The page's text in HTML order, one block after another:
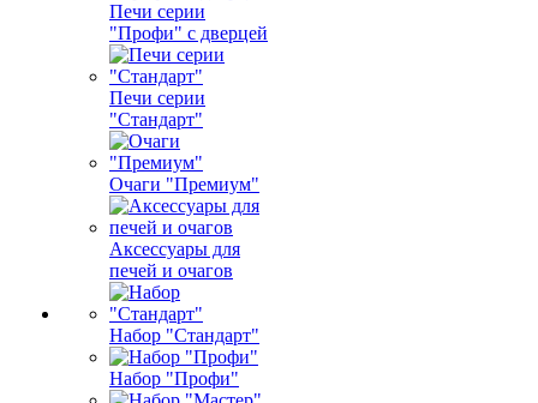
Печи серии
"Профи" с дверцей
Печи серии
"Стандарт"
Очаги "Премиум"
Аксессуары для
печей и очагов
Набор "Стандарт"
Набор "Профи"